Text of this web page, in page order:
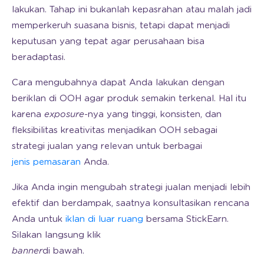
lakukan. Tahap ini bukanlah kepasrahan atau malah jadi
memperkeruh suasana bisnis, tetapi dapat menjadi
keputusan yang tepat agar perusahaan bisa
beradaptasi.
Cara mengubahnya dapat Anda lakukan dengan
beriklan di OOH agar produk semakin terkenal. Hal itu
karena exposure-nya yang tinggi, konsisten, dan
fleksibilitas kreativitas menjadikan OOH sebagai
strategi jualan yang relevan untuk berbagai
jenis pemasaran Anda.
Jika Anda ingin mengubah strategi jualan menjadi lebih
efektif dan berdampak, saatnya konsultasikan rencana
Anda untuk iklan di luar ruang bersama StickEarn.
Silakan langsung klik
bannerdi bawah.